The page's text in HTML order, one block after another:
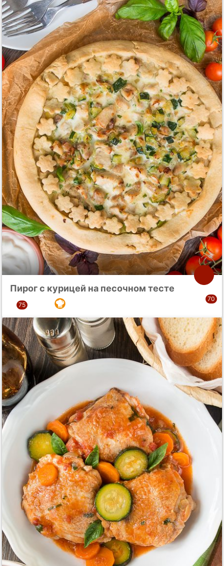
Пирог с курицей на песочном тесте